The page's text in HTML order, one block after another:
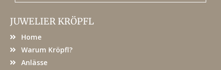
JUWELIER KRÖPFL
Home
Warum Kröpfl?
Anlässe